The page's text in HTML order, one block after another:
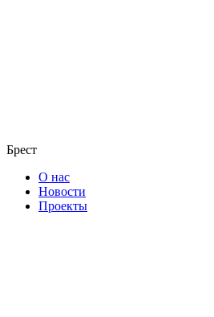
Брест
О нас
Новости
Проекты